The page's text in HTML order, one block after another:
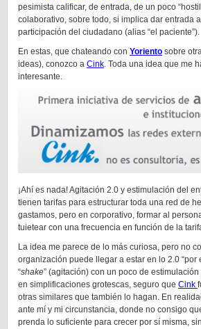
pesimista calificar, de entrada, de un poco
colaborativo, sobre todo, si implica dar entrada
participación del ciudadano (alias “el paciente”).
En estas, que chateando con Yoriento sobre
ideas), conozco a Cink. Toda una idea que me
interesante.
¡Ahí es nada! Agitación 2.0 y estimulación del
tienen tarifas para estructurar toda una red de
gastamos, pero en corporativo, formar al
tuietear con una frecuencia en función de la
La idea me parece de lo más curiosa, pero no
organización puede llegar a estar en lo 2.0 “por
“shake” (agitación) con un poco de
en simplificaciones grotescas, seguro que Cink
otras similares que también lo hagan. En
ante mí y mi circunstancia, donde no consigo
prenda lo suficiente para crecer por sí misma,